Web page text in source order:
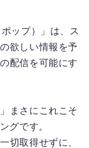
ップ）」は、ス
欲しい情報を予
配信を可能にす
まさにこれこそ
グです。
切取得せずに、